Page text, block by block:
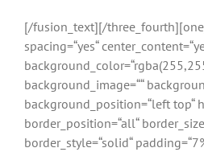
[/fusion_text][/
spacing=“yes“
background_image=““
background_position=“left top“
border_position=“all“
border_style=“solid“